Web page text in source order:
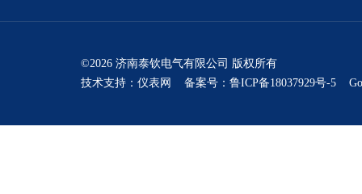
©2026 济南泰钦电气有限公司 版权所有
技术支持： 仪表网 备案号：鲁ICP备18037929号-5